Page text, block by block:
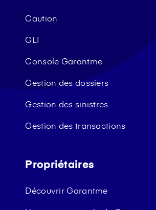
Caution
GLI
Console Garantme
Gestion des dossiers
Gestion des sinistres
Gestion des transactions
Propriétaires
Découvrir Garantme